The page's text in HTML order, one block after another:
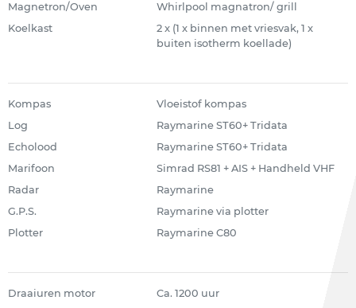
Magnetron/Oven
Whirlpool magnatron/ grill
Koelkast
2 x (1 x binnen met vriesvak, 1 x
buiten isotherm koellade)
Kompas
Vloeistof kompas
Log
Raymarine ST60+ Tridata
Echolood
Raymarine ST60+ Tridata
Marifoon
Simrad RS81 + AIS + Handheld VHF
Radar
Raymarine
G.P.S.
Raymarine via plotter
Plotter
Raymarine C80
Draaiuren motor
Ca. 1200 uur